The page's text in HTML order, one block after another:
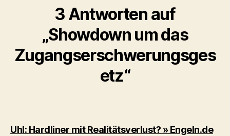
3 Antworten auf
„Showdown um das
Zugangserschwerungsges
etz“
Uhl: Hardliner mit Realitätsverlust? » Engeln.de